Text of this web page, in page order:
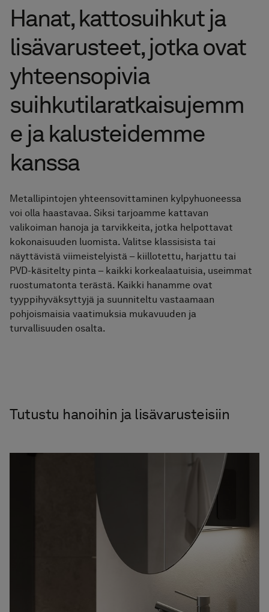
Pyyhekuivaimet
Graniittikeramiikka
Hanat, kattosuihkut ja
lisävarusteet, jotka ovat
yhteensopivia
suihkutilaratkaisujemm
e ja kalusteidemme
kanssa
Metallipintojen yhteensovittaminen kylpyhuoneessa
voi olla haastavaa. Siksi tarjoamme kattavan
valikoiman hanoja ja tarvikkeita, jotka helpottavat
kokonaisuuden luomista. Valitse klassisista tai
näyttävistä viimeistelyistä – kiillotettu, harjattu tai
PVD-käsitelty pinta – kaikki korkealaatuisia, useimmat
ruostumatonta terästä. Kaikki hanamme ovat
tyyppihyväksyttyjä ja suunniteltu vastaamaan
pohjoismaisia vaatimuksia mukavuuden ja
turvallisuuden osalta.
Tutustu hanoihin ja lisävarusteisiin